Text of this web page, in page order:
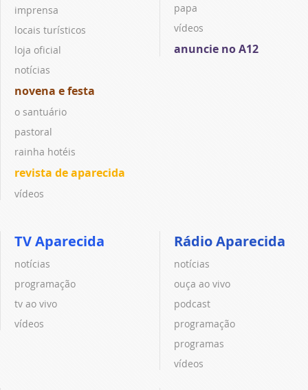
imprensa
locais turísticos
loja oficial
notícias
novena e festa
o santuário
pastoral
rainha hotéis
revista de aparecida
vídeos
papa
vídeos
anuncie no A12
TV Aparecida
notícias
programação
tv ao vivo
vídeos
Rádio Aparecida
notícias
ouça ao vivo
podcast
programação
programas
vídeos